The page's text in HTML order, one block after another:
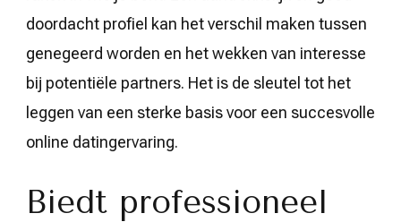
doordacht profiel kan het verschil maken tussen
genegeerd worden en het wekken van interesse
bij potentiële partners. Het is de sleutel tot het
leggen van een sterke basis voor een succesvolle
online datingervaring.
Biedt professioneel